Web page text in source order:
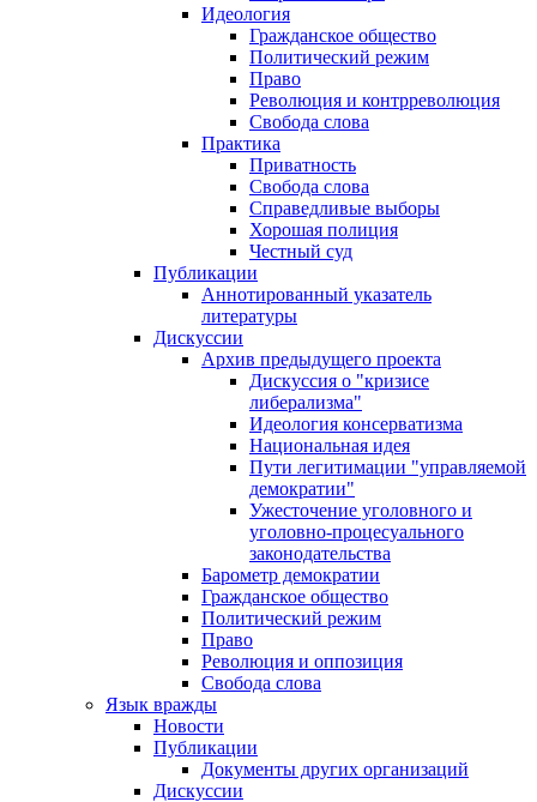
Идеология
Гражданское общество
Политический режим
Право
Революция и контрреволюция
Свобода слова
Практика
Приватность
Свобода слова
Справедливые выборы
Хорошая полиция
Честный суд
Публикации
Аннотированный указатель
литературы
Дискуссии
Архив предыдущего проекта
Дискуссия о "кризисе
либерализма"
Идеология консерватизма
Национальная идея
Пути легитимации "управляемой
демократии"
Ужесточение уголовного и
уголовно-процесуального
законодательства
Барометр демократии
Гражданское общество
Политический режим
Право
Революция и оппозиция
Свобода слова
Язык вражды
Новости
Публикации
Документы других организаций
Дискуссии